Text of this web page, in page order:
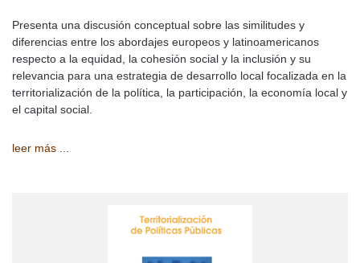
Presenta una discusión conceptual sobre las similitudes y
diferencias entre los abordajes europeos y latinoamericanos
respecto a la equidad, la cohesión social y la inclusión y su
relevancia para una estrategia de desarrollo local focalizada en la
territorialización de la política, la participación, la economía local y
el capital social.
leer más ...